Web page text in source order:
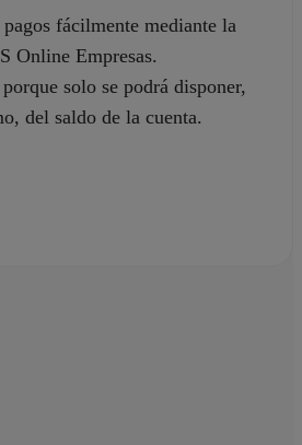
fácilmente mediante la
Online Empresas.
solo se podrá disponer,
del saldo de la cuenta.